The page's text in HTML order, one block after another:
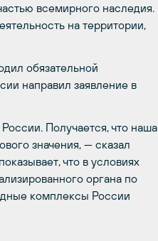
всемирного наследия.
на территории,
обязательной
направил заявление в
Получается, что наша
значения, — сказал
что в условиях
органа по
комплексы России